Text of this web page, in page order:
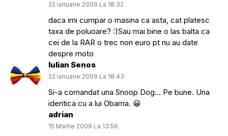
22 Ianuarie 2009 La 18:32
daca imi cumpar o masina ca asta, cat platesc
taxa de poluoare? :)Sau mai bine o las balta ca
cei de la RAR o trec non euro pt nu au date
despre moto
Iulian Senos
22 Ianuarie 2009 La 18:43
Si-a comandat una Snoop Dog… Pe bune. Una
identica cu a lui Obama. 😀
adrian
15 Martie 2009 La 13:56